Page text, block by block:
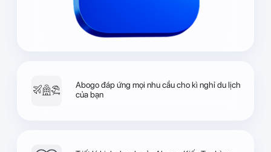
Abogo đáp ứng mọi nhu cầu cho kì nghỉ du lịch
của bạn